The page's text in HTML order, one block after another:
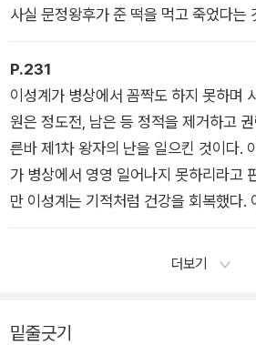
사실 문정왕후가 준 떡을 먹고 죽었다는
건강하던 인종이 병을 얻은 것은 누구
때문이었다. (…) 이때 인종은 국상을 치
빈전을 지키며 제대로 식사를 하지 않았
있었다. 이를 염려하여 모든 신하들이 건
나 인종은 듣지 않았다. 도리에 얽매여
다.
P.231
이성계가 병상에서 꼼짝도 하지 못하며
원은 정도전, 남은 등 정적을 제거하고
른바 제1차 왕자의 난을 일으킨 것이다.
가 병상에서 영영 일어나지 못하리라고
만 이성계는 기적처럼 건강을 회복했다.
물이 바로 양홍달이었다.
더보기
밑줄긋기